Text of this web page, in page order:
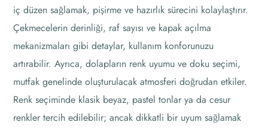
iç düzen sağlamak, pişirme ve hazırlık sürecini kolaylaştırır.
Çekmecelerin derinliği, raf sayısı ve kapak açılma
mekanizmaları gibi detaylar, kullanım konforunuzu
artırabilir. Ayrıca, dolapların renk uyumu ve doku seçimi,
mutfak genelinde oluşturulacak atmosferi doğrudan etkiler.
Renk seçiminde klasik beyaz, pastel tonlar ya da cesur
renkler tercih edilebilir; ancak dikkatli bir uyum sağlamak